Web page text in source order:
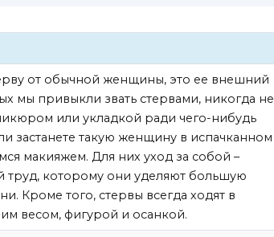
от обычной женщины, это ее внешний
мы привыкли звать стервами, никогда не
или укладкой ради чего-нибудь
застанете такую женщину в испачканном
макияжем. Для них уход за собой –
труд, которому они уделяют большую
Кроме того, стервы всегда ходят в
весом, фигурой и осанкой.